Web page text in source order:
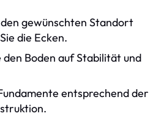
gewünschten Standort
die Ecken.
Boden auf Stabilität und
entsprechend der